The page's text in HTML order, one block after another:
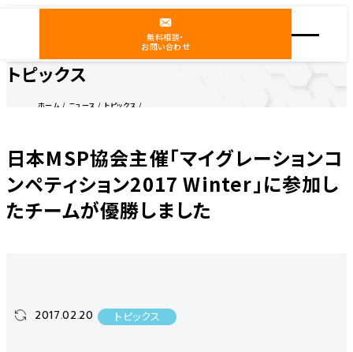
無料相談・
お問い合わせ
トピックス
ホーム ニュース
トピックス
日本MSP協会主催「マイグレーションコ
ンペティション2017 Winter」に参加し
たチームが優勝しました
2017.02.20 トピックス